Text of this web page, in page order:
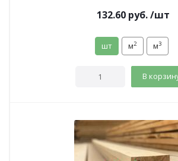
132.60 руб./шт
шт м2 м3
В